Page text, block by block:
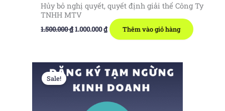
Hủy bỏ nghị quyết, quyết định giải thể Công Ty
TNHH MTV
1.500.000₫Giá
1.000.000₫Giá
hiện
1.000.000 ₫.
Thêm vào giỏ hàng
Sale!